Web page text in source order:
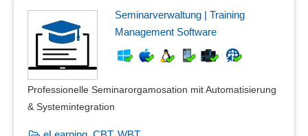
Seminarverwaltung | Training
Management Software
Professionelle Seminarorgamosation mit Automatisierung
& Systemintegration